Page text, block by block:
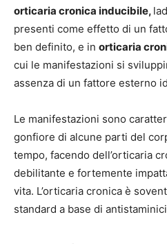
orticaria cronica inducibile,
presenti come effetto di un
ben definito, e in orticaria
cui le manifestazioni si
assenza di un fattore esterno
Le manifestazioni sono
gonfiore di alcune parti del
tempo, facendo dell’orticaria
debilitante e fortemente
vita. L’orticaria cronica è
standard a base di